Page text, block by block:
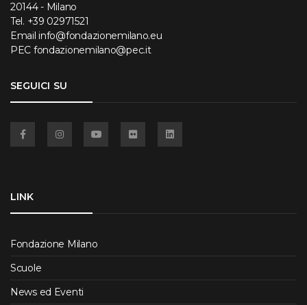
20144 - Milano
Tel. +39 02971521
Email info@fondazionemilano.eu
PEC fondazionemilano@pec.it
SEGUICI SU
LINK
Fondazione Milano
Scuole
News ed Eventi